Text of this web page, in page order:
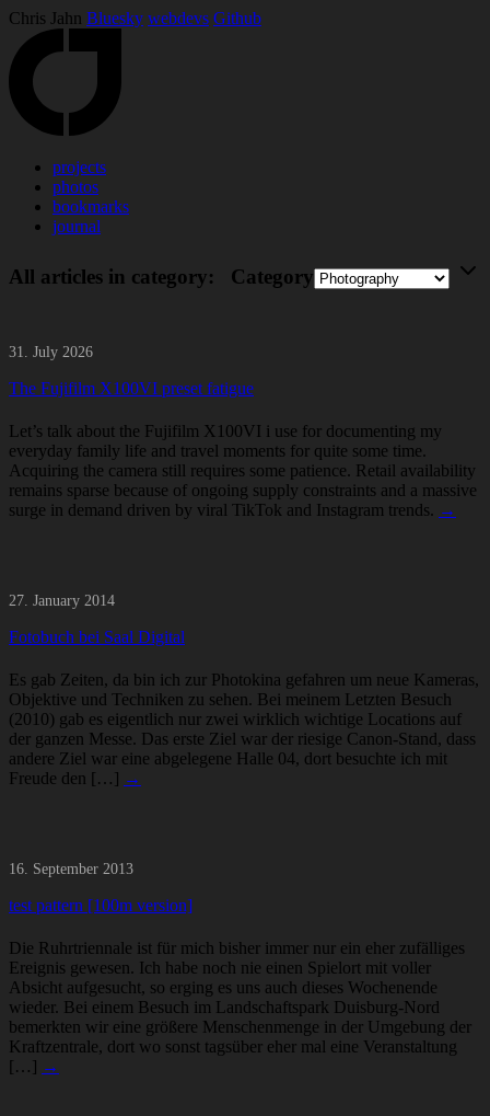
Chris Jahn Bluesky webdevs Github
projects
photos
bookmarks
journal
All articles in category: Category
31. July 2026
The Fujifilm X100VI preset fatigue
Let’s talk about the Fujifilm X100VI i use for documenting my
everyday family life and travel moments for quite some time.
Acquiring the camera still requires some patience. Retail availability
remains sparse because of ongoing supply constraints and a massive
surge in demand driven by viral TikTok and Instagram trends. →
27. January 2014
Fotobuch bei Saal Digital
Es gab Zeiten, da bin ich zur Photokina gefahren um neue Kameras,
Objektive und Techniken zu sehen. Bei meinem Letzten Besuch
(2010) gab es eigentlich nur zwei wirklich wichtige Locations auf
der ganzen Messe. Das erste Ziel war der riesige Canon-Stand, dass
andere Ziel war eine abgelegene Halle 04, dort besuchte ich mit
Freude den […] →
16. September 2013
test pattern [100m version]
Die Ruhrtriennale ist für mich bisher immer nur ein eher zufälliges
Ereignis gewesen. Ich habe noch nie einen Spielort mit voller
Absicht aufgesucht, so erging es uns auch dieses Wochenende
wieder. Bei einem Besuch im Landschaftspark Duisburg-Nord
bemerkten wir eine größere Menschenmenge in der Umgebung der
Kraftzentrale, dort wo sonst tagsüber eher mal eine Veranstaltung
[…] →